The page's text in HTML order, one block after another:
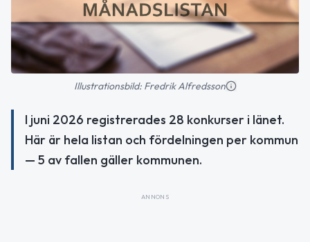
Illustrationsbild: Fredrik Alfredsson
I juni 2026 registrerades 28 konkurser i länet.
Här är hela listan och fördelningen per kommun
— 5 av fallen gäller kommunen.
ANNONS